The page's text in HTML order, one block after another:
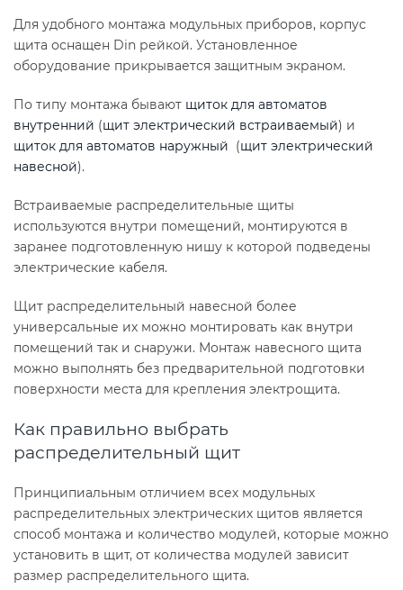
Для удобного монтажа модульных приборов, корпус
щита оснащен Din рейкой. Установленное
оборудование прикрывается защитным экраном.
По типу монтажа бывают щиток для автоматов
внутренний (щит электрический встраиваемый) и
щиток для автоматов наружный (щит электрический
навесной).
Встраиваемые распределительные щиты
используются внутри помещений, монтируются в
заранее подготовленную нишу к которой подведены
электрические кабеля.
Щит распределительный навесной более
универсальные их можно монтировать как внутри
помещений так и снаружи. Монтаж навесного щита
можно выполнять без предварительной подготовки
поверхности места для крепления электрощита.
Как правильно выбрать
распределительный щит
Принципиальным отличием всех модульных
распределительных электрических щитов является
способ монтажа и количество модулей, которые можно
установить в щит, от количества модулей зависит
размер распределительного щита.